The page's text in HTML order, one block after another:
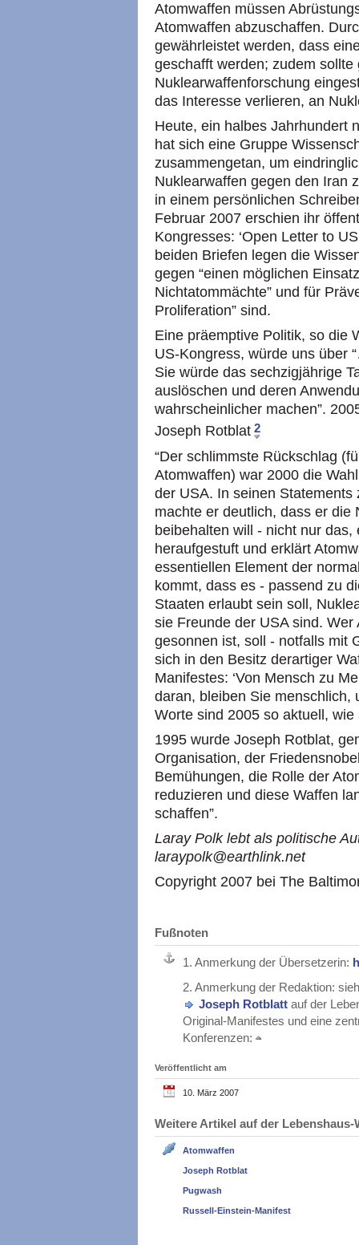
Atomwaffen müssen
Atomwaffen abzuschaffen.
gewährleistet werden, dass
geschafft werden; zudem
Nuklearwaffenforschung
das Interesse verlieren, an
Heute, ein halbes Jahrhundert
hat sich eine Gruppe
zusammengetan, um
Nuklearwaffen gegen den Iran
in einem persönlichen
Februar 2007 erschien ihr
Kongresses: ‘Open Letter to
beiden Briefen legen die
gegen “einen möglichen
Nichtatommächte” und für
Proliferation” sind.
Eine präemptive Politik, so die
US-Kongress, würde uns über
Sie würde das sechzigjährige
auslöschen und deren
wahrscheinlicher machen”.
Joseph Rotblat 2
“Der schlimmste Rückschlag
Atomwaffen) war 2000 die
der USA. In seinen
machte er deutlich, dass er die
beibehalten will - nicht nur
heraufgestuft und erklärt
essentiellen Element der
kommt, dass es - passend zu
Staaten erlaubt sein soll,
sie Freunde der USA sind.
gesonnen ist, soll - notfalls mit
sich in den Besitz derartiger
Manifestes: ‘Von Mensch zu
daran, bleiben Sie menschlich,
Worte sind 2005 so aktuell, wie
1995 wurde Joseph Rotblat,
Organisation, der
Bemühungen, die Rolle der
reduzieren und diese Waffen
schaffen”.
Laray Polk lebt als politische
laraypolk@earthlink.net
Copyright 2007 bei The
Fußnoten
1. Anmerkung der Übersetzerin:
2. Anmerkung der Redaktion:
Joseph Rotblatt auf der
Original-Manifestes und eine
Konferenzen:
Veröffentlicht am
10. März 2007
Weitere Artikel auf der
Atomwaffen
Joseph Rotblat
Pugwash
Russell-Einstein-Manifest